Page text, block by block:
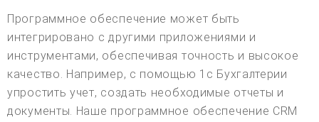
Программное обеспечение может быть
интегрировано с другими приложениями и
инструментами, обеспечивая точность и высокое
качество. Например, с помощью 1с Бухгалтерии
упростить учет, создать необходимые отчеты и
документы. Наше программное обеспечение CRM